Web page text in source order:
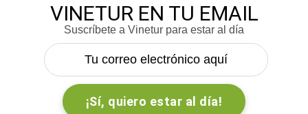
VINETUR EN TU EMAIL
Suscríbete a Vinetur para estar al día